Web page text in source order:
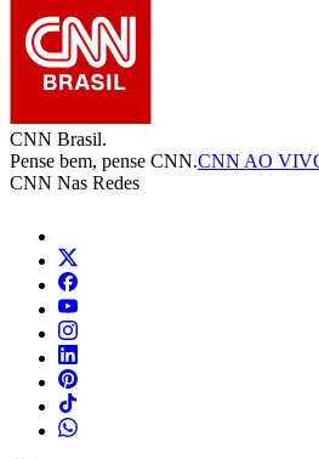
CNN Brasil.
Pense bem, pense CNN.CNN AO
CNN Nas Redes